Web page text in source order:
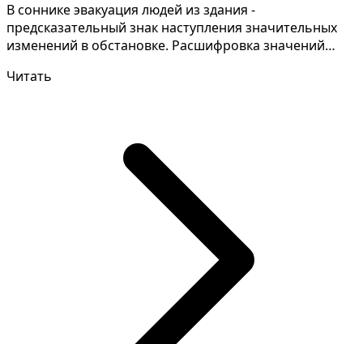
В соннике эвакуация людей из здания -
предсказательный знак наступления значительных
изменений в обстановке. Расшифровка значений
Читать